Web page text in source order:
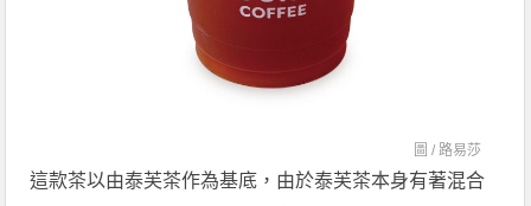
圖 / 路易莎
這款茶以由泰芙茶作為基底，由於泰芙茶本身有著混合